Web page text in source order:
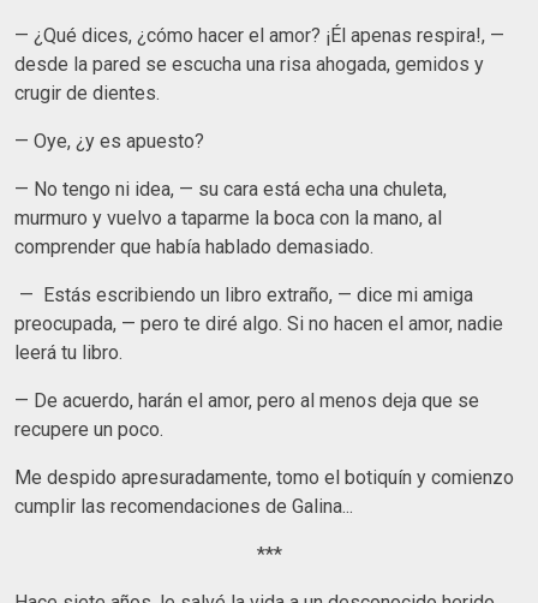
— ¿Qué dices, ¿cómo hacer el amor? ¡Él apenas respira!, —
desde la pared se escucha una risa ahogada, gemidos y
crugir de dientes.
— Oye, ¿y es apuesto?
— No tengo ni idea, — su cara está echa una chuleta,
murmuro y vuelvo a taparme la boca con la mano, al
comprender que había hablado demasiado.
— Estás escribiendo un libro extraño, — dice mi amiga
preocupada, — pero te diré algo. Si no hacen el amor, nadie
leerá tu libro.
— De acuerdo, harán el amor, pero al menos deja que se
recupere un poco.
Me despido apresuradamente, tomo el botiquín y comienzo
cumplir las recomendaciones de Galina...
***